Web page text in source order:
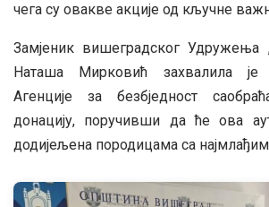
чега су овакве акције од кључне
Замјеник вишеградског Удружења
Наташа Мирковић захвалила је
Агенције за безбједност
донацију, поручивши да ће ова
додијељена породицама са